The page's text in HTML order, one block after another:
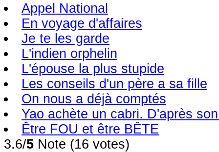
Appel National
En voyage d'affaires
Je te les garde
L'indien orphelin
L'épouse la plus stupide
Les conseils d'un père a sa fille
On nous a déjà comptés
Yao achète un cabri. D'après
Être FOU et être BÊTE
3.6/5 Note (16 votes)